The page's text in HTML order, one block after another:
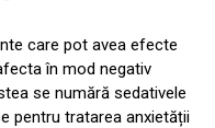
care pot avea efecte
în mod negativ
se numără sedativele
pentru tratarea anxietății